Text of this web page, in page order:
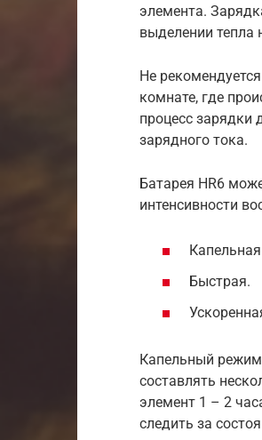
элемента.
выделении тепла
Не
комнате, где
процесс
зарядного тока.
Батарея HR6
интенсивности
Быстрая.
Капельный
составлять
элемент 1 – 2
следить за